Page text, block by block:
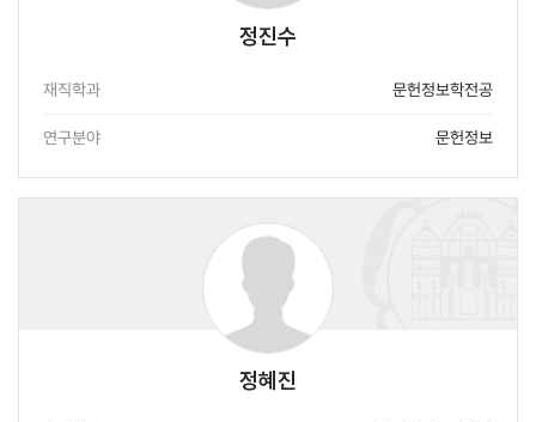
정진수
재직학과 문헌정보학전공
연구분야 문헌정보
정혜진